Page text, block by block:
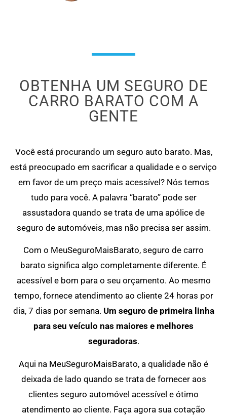
OBTENHA UM SEGURO DE
CARRO BARATO COM A
GENTE
Você está procurando um seguro auto barato. Mas,
está preocupado em sacrificar a qualidade e o serviço
em favor de um preço mais acessível? Nós temos
tudo para você. A palavra “barato” pode ser
assustadora quando se trata de uma apólice de
seguro de automóveis, mas não precisa ser assim.
Com o MeuSeguroMaisBarato, seguro de carro
barato significa algo completamente diferente. É
acessível e bom para o seu orçamento. Ao mesmo
tempo, fornece atendimento ao cliente 24 horas por
dia, 7 dias por semana. Um seguro de primeira linha
para seu veículo nas maiores e melhores
seguradoras.
Aqui na MeuSeguroMaisBarato, a qualidade não é
deixada de lado quando se trata de fornecer aos
clientes seguro automóvel acessível e ótimo
atendimento ao cliente. Faça agora sua cotação